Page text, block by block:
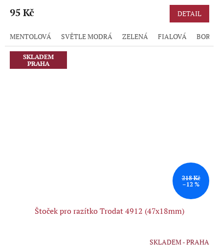
produktu
z
5
hvězdiček.
95 Kč DETAIL
MENTOLOVÁ SVĚTLE MODRÁ ZELENÁ FIALOVÁ
SKLADEM
PRAHA
218 Kč
–12 %
Štoček pro razítko Trodat 4912 (47x18mm)
SKLADEM - PRAHA